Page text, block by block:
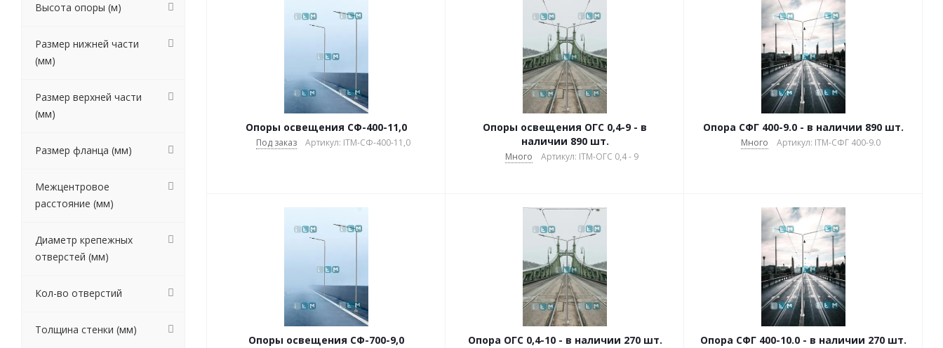
Опоры освещения СФ-400-11,0
Под заказ Артикул: ITM-СФ-400-11,0
Опоры освещения ОГС 0,4-9 - в
наличии 890 шт.
Много Артикул: ITM-ОГС 0,4 - 9
Опора СФГ 400-9.0 - в наличии 890 шт.
Много Артикул: ITM-СФГ 400-9.0
Опоры освещения СФ-700-9,0 Опора ОГС 0,4-10 - в наличии 270 шт. Опора СФГ 400-10.0 - в наличии 270 шт.
Высота опоры (м)
Размер нижней части
(мм)
Размер верхней части
(мм)
Размер фланца (мм)
Межцентровое
расстояние (мм)
Диаметр крепежных
отверстей (мм)
Кол-во отверстий
Толщина стенки (мм)